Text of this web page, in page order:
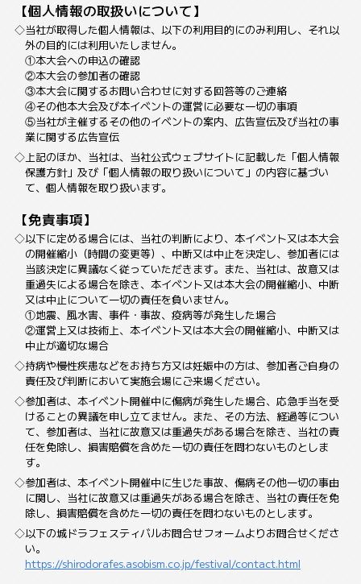
【個人情報の取扱いについて】
当社が取得した個人情報は、以下の利用目的にのみ利用し、それ以
外の目的には利用いたしません。
①本大会への申込の確認
②本大会の参加者の確認
③本大会に関するお問い合わせに対する回答等のご連絡
④その他本大会及び本イベントの運営に必要な一切の事項
⑤当社が主催するその他のイベントの案内、広告宣伝及び当社の事
業に関する広告宣伝
上記のほか、当社は、当社公式ウェブサイトに記載した「個人情報
保護方針」及び「個人情報の取り扱いについて」の内容に基づい
て、個人情報を取り扱います。
【免責事項】
以下に定める場合には、当社の判断により、本イベント又は本大会
の開催縮小（時間の変更等）、中断又は中止を決定し、参加者には
当該決定に異議なく従っていただきます。また、当社は、故意又は
重過失による場合を除き、本イベント又は本大会の開催縮小、中断
又は中止について一切の責任を負いません。
①地震、風水害、事件・事故、疫病等が発生した場合
②運営上又は技術上、本イベント又は本大会の開催縮小、中断又は
中止が適切な場合
持病や慢性疾患などをお持ち方又は妊娠中の方は、参加者ご自身の
責任及び判断において実施会場にご来場ください。
参加者は、本イベント開催中に傷病が発生した場合、応急手当を受
けることの異議を申し立てません。また、その方法、経過等につい
て、参加者は、当社に故意又は重過失がある場合を除き、当社の責
任を免除し、損害賠償を含めた一切の責任を問わないものとしま
す。
参加者は、本イベント開催中に生じた事故、傷病その他一切の事由
に関し、当社に故意又は重過失がある場合を除き、当社の責任を免
除し、損害賠償を含めた一切の責任を問わないものとします。
以下の城ドラフェスティバルお問合せフォームよりお問合せくださ
い。
https://shirodorafes.asobism.co.jp/festival/contact.html